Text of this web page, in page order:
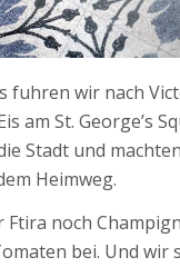
fuhren wir nach
am St. George’s
Stadt und
Heimweg.
Ftira noch
bei. Und wir